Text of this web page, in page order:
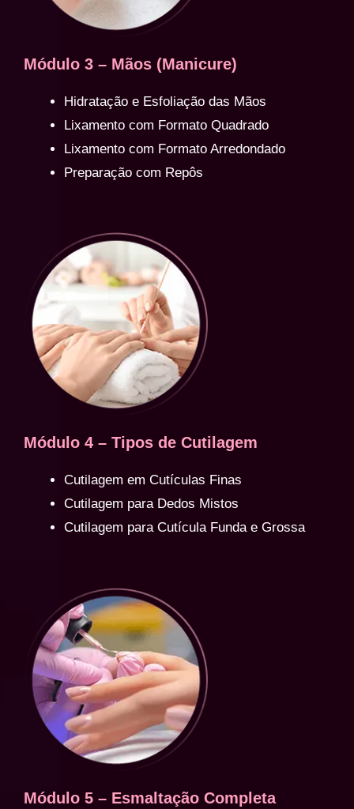
Módulo 3 – Mãos (Manicure)
Hidratação e Esfoliação das Mãos
Lixamento com Formato Quadrado
Lixamento com Formato Arredondado
Preparação com Repôs
Módulo 4 – Tipos de Cutilagem
Cutilagem em Cutículas Finas
Cutilagem para Dedos Mistos
Cutilagem para Cutícula Funda e Grossa
Módulo 5 – Esmaltação Completa